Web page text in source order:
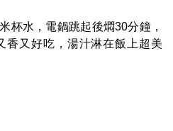
杯水，電鍋跳起後燜30分鐘，
香又好吃，湯汁淋在飯上超美